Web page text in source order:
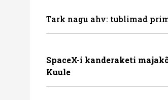
Tark nagu ahv: tublimad
SpaceX-i kanderaketi
Kuule